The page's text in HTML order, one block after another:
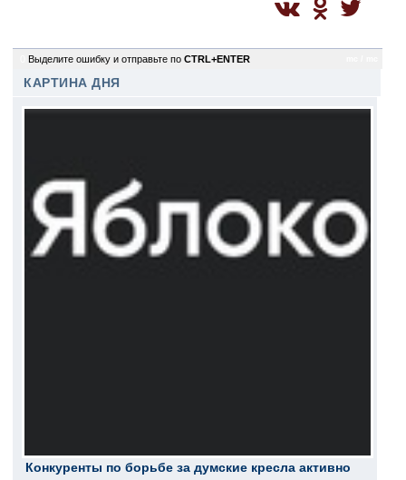
Выделите ошибку и отправьте по CTRL+ENTER
КАРТИНА ДНЯ
Конкуренты по борьбе за думские кресла активно